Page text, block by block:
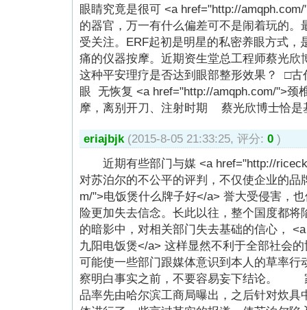
眼睛究竟是很可 <a href="http://
的器官，万一有什么偏差可不是闹着玩的。
受关注。ERF起初是明星的私密养眼方式，
痛的仪器按摩。近期资生堂总工程师蔡光欣
这种平安理疗是否达到眼部整形效果？ □
眼 无恢复 <a href="http://amqph.com/">颈
摩，离别开刀、注射时期 蔡光欣博士恰是
eriajbjk (2015-8-05 21:33:25, 评分: 0 )
近期有些部门与媒 <a href="http://
对苏泊尔的不公平的评判，不仅使企业的
m/">电饭煲什么牌子好</a> 誉大受侵害，
险更加失去信念。长此以往，整个国度都将
的暗影中，对相关部门失去基础的信心，
九阳电饭煲</a> 这样显然不利于全部社会
可能使一些部门跟媒体意识到本人的草率行
察明白事实之前，不要容易妄下结论。
品率先由哈尔滨工商局曝出，之后针对炊具